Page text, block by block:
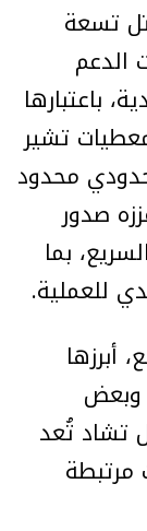
تسعة
الدعم
باعتبارها
تشير
محدود
صدور
بما
للعملية.
أبرزها
وبعض
تشاد تُعد
مرتبطة